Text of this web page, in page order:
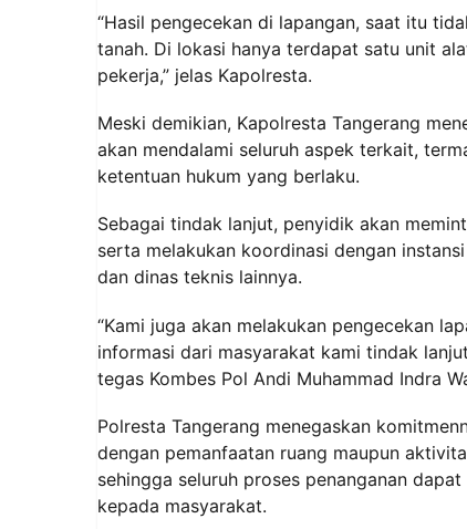
“Hasil pengecekan di lapangan, saat itu
tanah. Di lokasi hanya terdapat satu unit
pekerja,” jelas Kapolresta.
Meski demikian, Kapolresta Tangerang
akan mendalami seluruh aspek terkait,
ketentuan hukum yang berlaku.
Sebagai tindak lanjut, penyidik akan
serta melakukan koordinasi dengan
dan dinas teknis lainnya.
“Kami juga akan melakukan pengecekan
informasi dari masyarakat kami tindak
tegas Kombes Pol Andi Muhammad Indra
Polresta Tangerang menegaskan
dengan pemanfaatan ruang maupun
sehingga seluruh proses penanganan
kepada masyarakat.